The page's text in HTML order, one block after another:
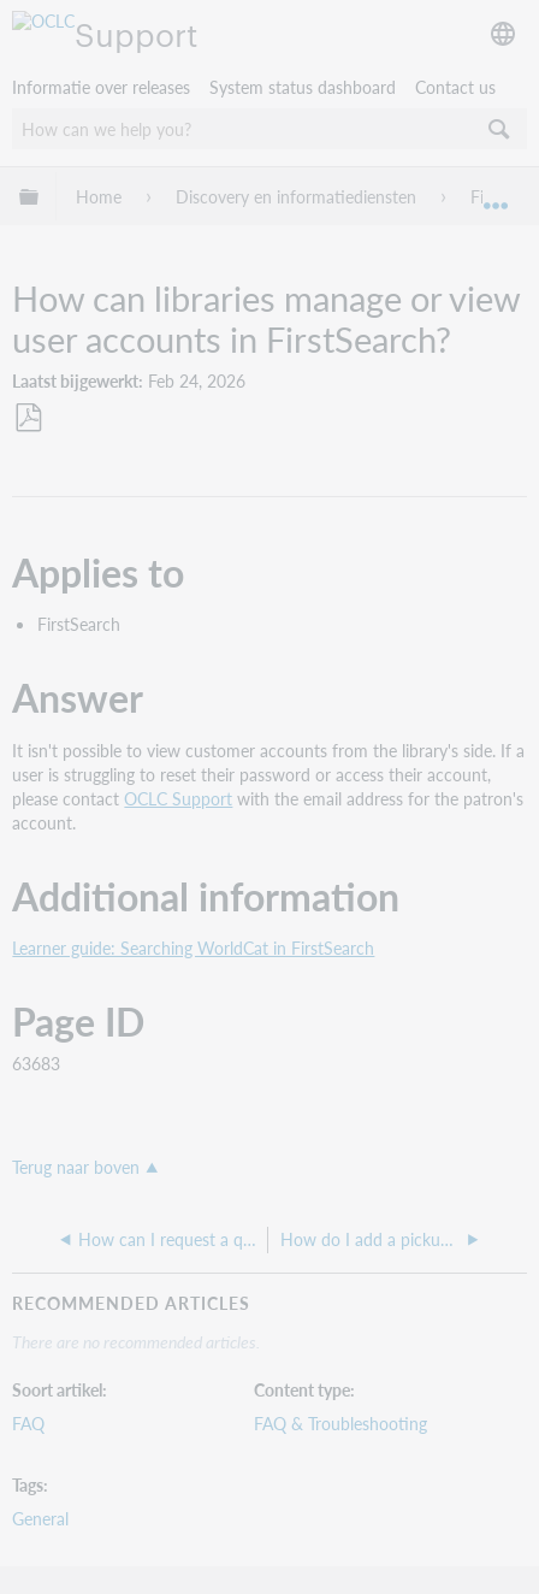
Support
Informatie over releases System status dashboard Contact us
Mondiale hiërarchie uitvouwen / samenvouwen
Home Discovery en informatiediensten
How can libraries manage or view
user accounts in FirstSearch?
Laatst bijgewerkt Feb 24, 2026
Applies to
FirstSearch
Answer
It isn't possible to view customer accounts from the library's side. If a
user is struggling to reset their password or access their account,
please contactOCLC Support with the email address for the patron's
account.
Additional information
Learner guide: Searching WorldCat in FirstSearch
Page ID
63683
Terug naar boven
How can I request a quote for FirstSearch? How do I add a pickup location for ILL in FirstSearch?
RECOMMENDED ARTICLES
There are no recommended articles.
Soort artikel
FAQ
Content type
FAQ & Troubleshooting
Tags
General